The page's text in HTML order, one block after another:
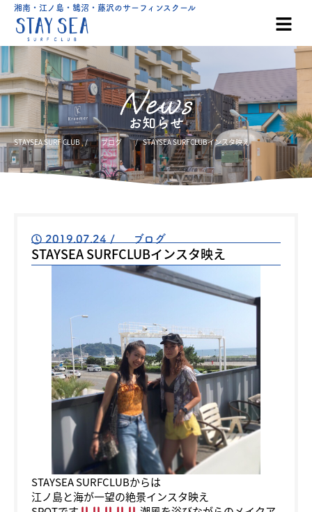
湘南・江ノ島・鵠沼・藤沢のサーフィンスクール
お知らせ
STAYSEA SURF CLUB ブログ STAYSEA SURFCLUBインスタ映え
2019.07.24 / ブログ
STAYSEA SURFCLUBインスタ映え
STAYSEA SURFCLUBからは
江ノ島と海が一望の絶景インスタ映え